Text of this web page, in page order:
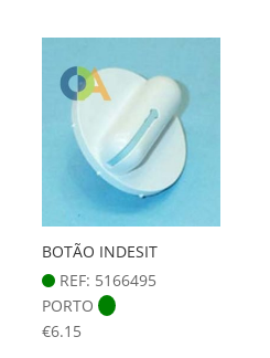
BOTÃO INDESIT
REF: 5166495
PORTO
€6.15